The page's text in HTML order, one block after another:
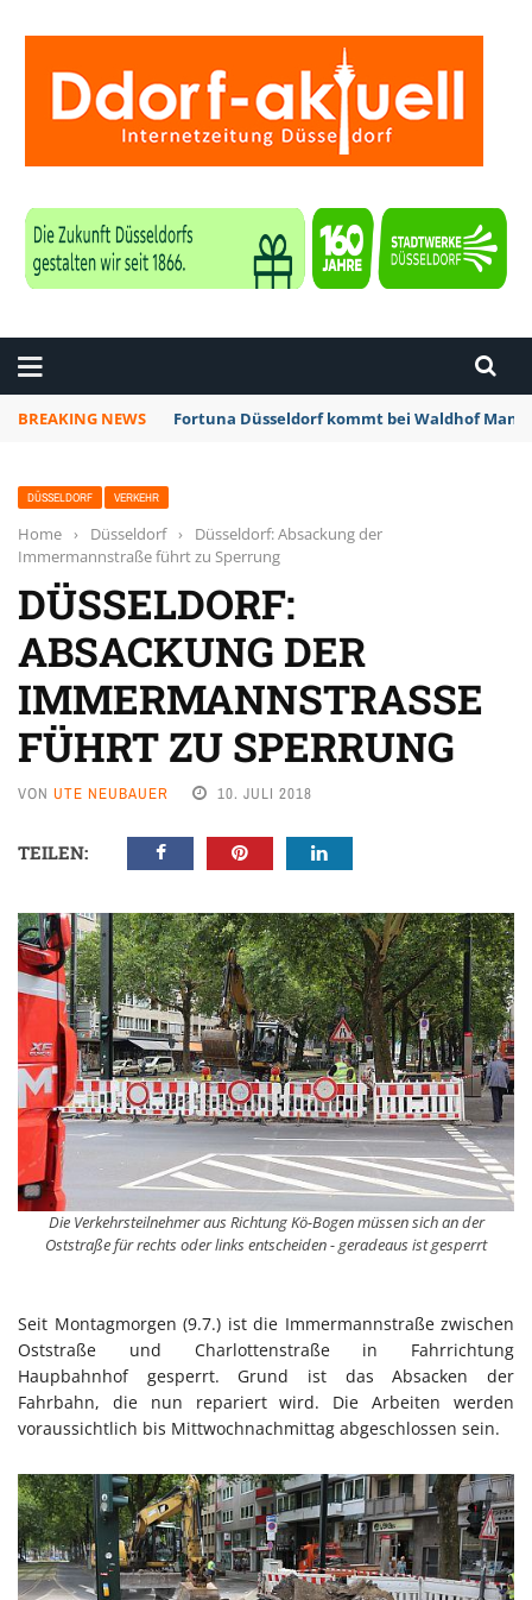
BREAKING NEWS Fortuna Düsseldorf kommt bei Waldhof
DÜSSELDORF VERKEHR
Home › Düsseldorf ›
Düsseldorf: Absackung der
Immermannstraße führt zu Sperrung
DÜSSELDORF:
ABSACKUNG DER
IMMERMANNSTRASSE F
ÜHRT ZU SPERRUNG
VON UTE NEUBAUER 10. JULI 2018
TEILEN:
Die Verkehrsteilnehmer aus Richtung Kö-Bogen müssen sich an der
Oststraße für rechts oder links entscheiden - geradeaus ist gesperrt
Seit Montagmorgen (9.7.) ist die Immermannstraße zwischen
Oststraße und Charlottenstraße in Fahrrichtung
Haupbahnhof gesperrt. Grund ist das Absacken der
Fahrbahn, die nun repariert wird. Die Arbeiten werden
voraussichtlich bis Mittwochnachmittag abgeschlossen sein.